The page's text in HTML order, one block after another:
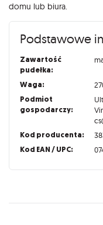
domu lub biura.
Podstawowe
Zawartość
pudełka:
Waga:
Podmiot
gospodarczy:
Kod producenta:
Kod EAN / UPC: